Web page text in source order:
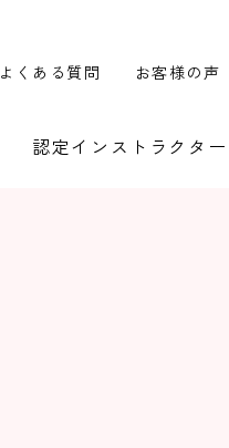
よくある質問 お客様の声
認定インストラクター